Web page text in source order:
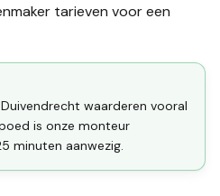
tarieven voor een
waarderen vooral
is onze monteur
minuten aanwezig.